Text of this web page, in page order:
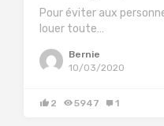
Pour éviter aux
louer toute…
Bernie
10/03/2020
2 5947 1